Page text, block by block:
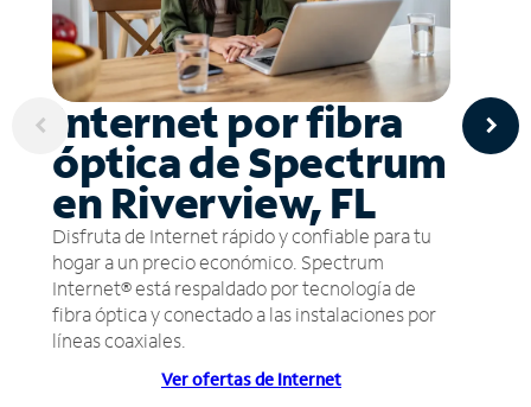
Internet por fibra
óptica de Spectrum
en Riverview, FL
Disfruta de Internet rápido y confiable para tu
hogar a un precio económico. Spectrum
Internet® está respaldado por tecnología de
fibra óptica y conectado a las instalaciones por
líneas coaxiales.
Ver ofertas de Internet